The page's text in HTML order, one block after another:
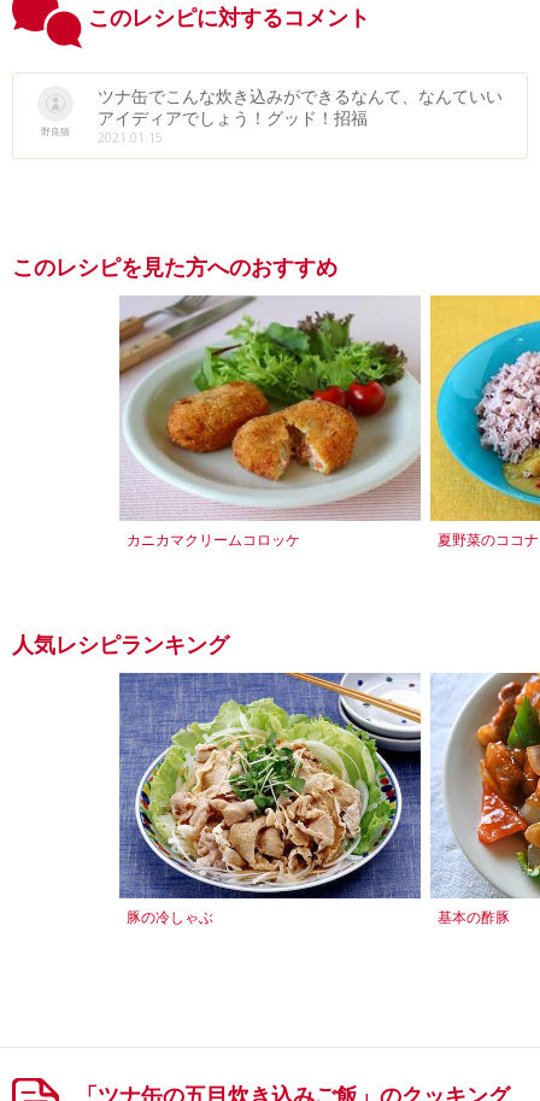
このレシピに対するコメント
野良猫
ツナ缶でこんな炊き込みができるなんて、なんていい
アイディアでしょう！グッド！招福
2021.01.15
このレシピを見た方へのおすすめ
カニカマクリームコロッケ 夏野菜のココ
人気レシピランキング
豚の冷しゃぶ 基本の酢豚
「ツナ缶の五目炊き込みご飯」のクッキング